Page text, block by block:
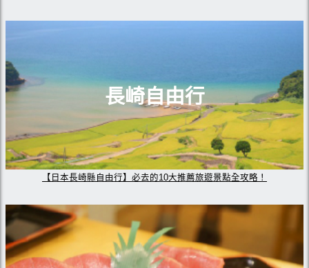
長崎自由行
【日本長崎縣自由行】必去的10大推薦旅遊景點全攻略！